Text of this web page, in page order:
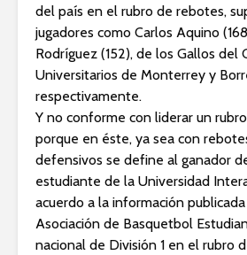
del país en el rubro de rebotes,
jugadores como Carlos Aquino
Rodríguez (152), de los Gallos del
Universitarios de Monterrey y
respectivamente.
Y no conforme con liderar un
porque en éste, ya sea con
defensivos se define al ganador
estudiante de la Universidad
acuerdo a la información
Asociación de Basquetbol
nacional de División 1 en el rubro